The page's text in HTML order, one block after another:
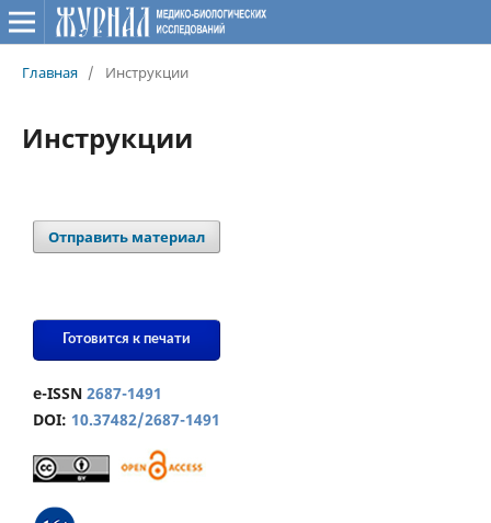
Главная / Инструкции
Инструкции
Отправить материал
Готовится к печати
e-ISSN 2687-1491
DOI: 10.37482/2687-1491